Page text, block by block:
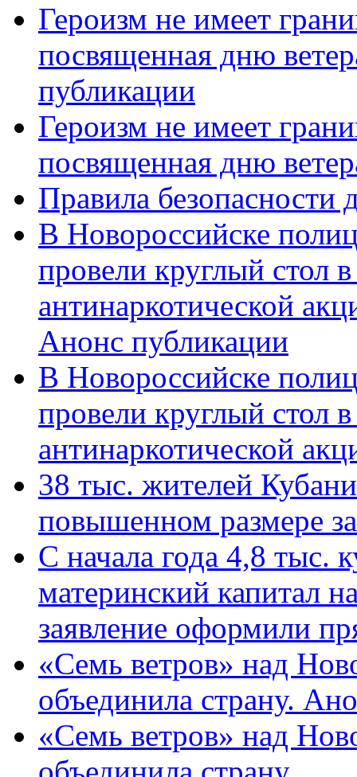
Героизм не имеет
посвященная дню
публикации
Героизм не имеет
посвященная дню
Правила безопасности
В Новороссийске
провели круглый стол
антинаркотической
Анонс публикации
В Новороссийске
провели круглый стол
антинаркотической
38 тыс. жителей
повышенном размере
С начала года 4,8 тыс.
материнский капитал
заявление оформили
«Семь ветров» над
объединила страну.
«Семь ветров» над